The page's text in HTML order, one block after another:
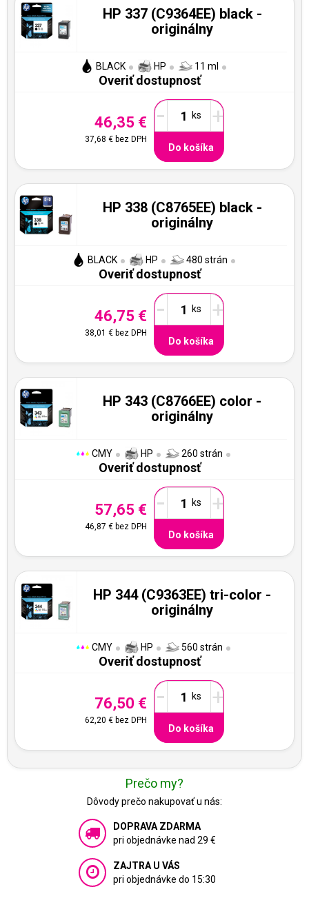
HP 337 (C9364EE) black -
originálny
BLACK HP 11 ml
Overiť dostupnosť
46,35 €
37,68 € bez DPH
- +
Do košíka
HP 338 (C8765EE) black -
originálny
BLACK HP 480 strán
Overiť dostupnosť
46,75 €
38,01 € bez DPH
- +
Do košíka
HP 343 (C8766EE) color -
originálny
CMY HP 260 strán
Overiť dostupnosť
57,65 €
46,87 € bez DPH
- +
Do košíka
HP 344 (C9363EE) tri-color -
originálny
CMY HP 560 strán
Overiť dostupnosť
76,50 €
62,20 € bez DPH
- +
Do košíka
Prečo my?
Dôvody prečo nakupovať u nás:
DOPRAVA ZDARMA
pri objednávke nad 29 €
ZAJTRA U VÁS
pri objednávke do 15:30